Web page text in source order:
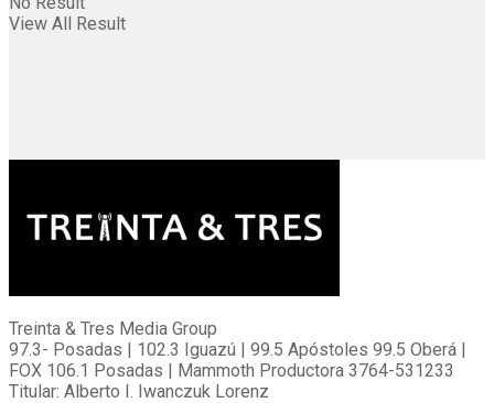
View All Result
Treinta & Tres Media Group
97.3- Posadas | 102.3 Iguazú | 99.5 Apóstoles 99.5 Oberá |
FOX 106.1 Posadas | Mammoth Productora 3764-531233
Titular: Alberto I. Iwanczuk Lorenz